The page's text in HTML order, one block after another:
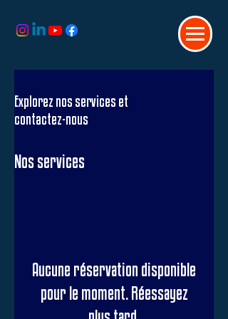
Explorez nos services et
contactez-nous
Nos services
Aucune réservation disponible
pour le moment. Réessayez